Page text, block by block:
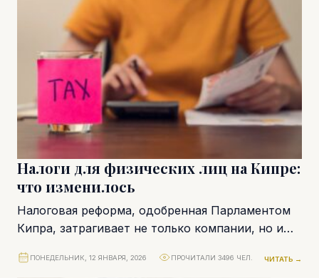
Налоги для физических лиц на Кипре:
что изменилось
Налоговая реформа, одобренная Парламентом
Кипра, затрагивает не только компании, но и
Республики Кипр. Изменения охватывают...
ПОНЕДЕЛЬНИК, 12 ЯНВАРЯ, 2026 ПРОЧИТАЛИ 3496 ЧЕЛ. ЧИТАТЬ →